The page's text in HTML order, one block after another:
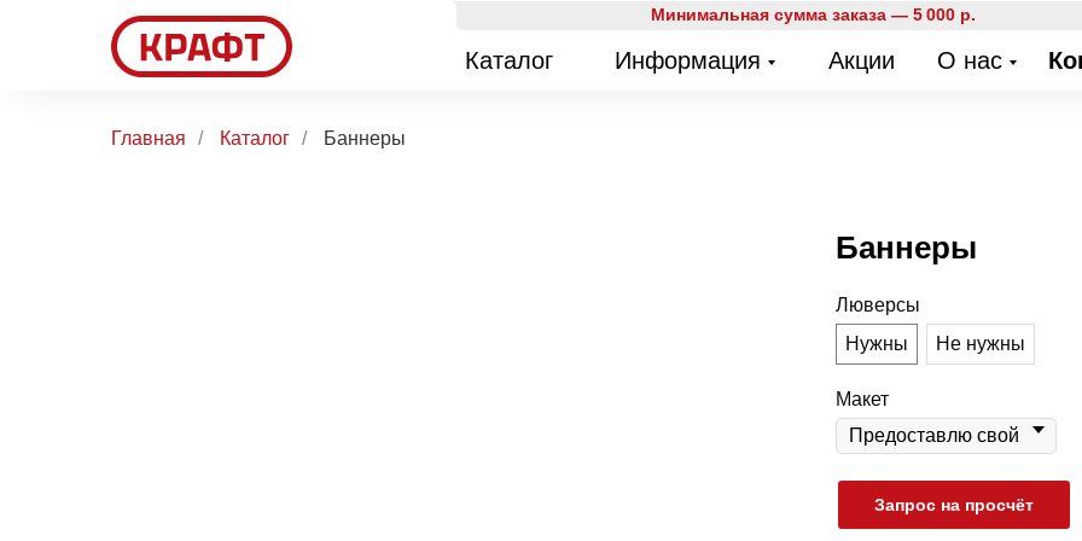
Каталог Информация Акции О нас
Минимальная сумма заказа — 5 000 р.
Главная / Каталог / Баннеры
Баннеры
Люверсы
Нужны
Не нужны
Макет
Запрос на просчёт